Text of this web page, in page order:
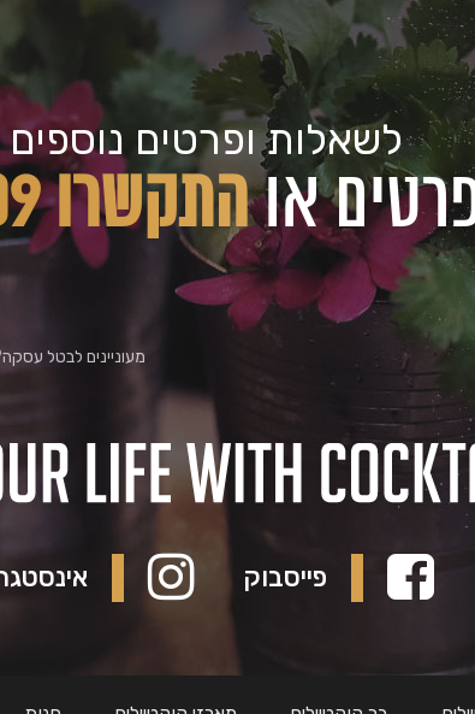
לשאלות ופרטים נוספים
אוהתקשרו 03-5224009
מעוניינים לבטל
פייסבוק